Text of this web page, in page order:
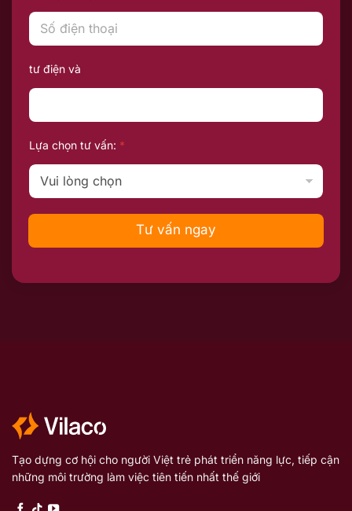
tư điện và
Lựa chọn tư vấn: *
Tư vấn ngay
Tạo dựng cơ hội cho người Việt trẻ phát triển năng lực, tiếp cận
những môi trường làm việc tiên tiến nhất thế giới